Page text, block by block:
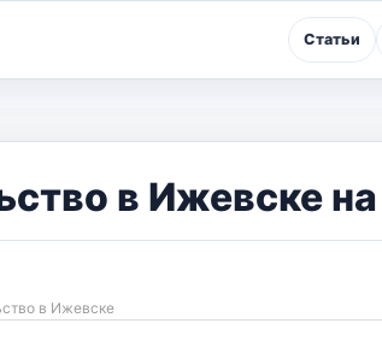
Статьи
в Ижевске
в Ижевске